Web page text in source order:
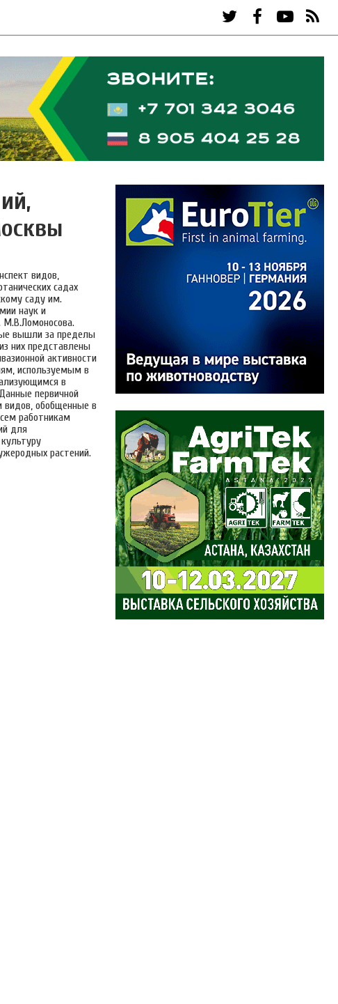
видов,
садах
саду им.
наук и
вышли за пределы
них представлены
активности
используемым в
в
первичной
видов, обобщенные в
работникам
для
растений.